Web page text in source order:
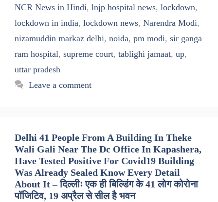
NCR News in Hindi, lnjp hospital news, lockdown,
lockdown in india, lockdown news, Narendra Modi,
nizamuddin markaz delhi, noida, pm modi, sir ganga
ram hospital, supreme court, tablighi jamaat, up,
uttar pradesh
Leave a comment
Delhi 41 People From A Building In Theke
Wali Gali Near The Dc Office In Kapashera,
Have Tested Positive For Covid19 Building
Was Already Sealed Know Every Detail
About It – दिल्लीः एक ही बिल्डिंग के 41 लोग कोरोना
पॉजिटिव, 19 अप्रैल से सील है भवन